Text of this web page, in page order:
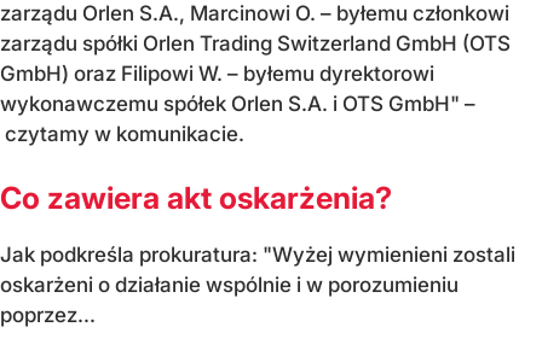
zarządu Orlen S.A., Marcinowi O. – byłemu członkowi
zarządu spółki Orlen Trading Switzerland GmbH (OTS
GmbH) oraz Filipowi W. – byłemu dyrektorowi
wykonawczemu spółek Orlen S.A. i OTS GmbH" –
czytamy w komunikacie.
Co zawiera akt oskarżenia?
Jak podkreśla prokuratura: "Wyżej wymienieni zostali
oskarżeni o działanie wspólnie i w porozumieniu
poprzez...